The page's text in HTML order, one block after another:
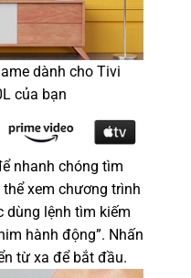
dành cho Tivi
của bạn
nhanh chóng tìm
xem chương trình
dùng lệnh tìm kiếm
hành động”. Nhấn
từ xa để bắt đầu.